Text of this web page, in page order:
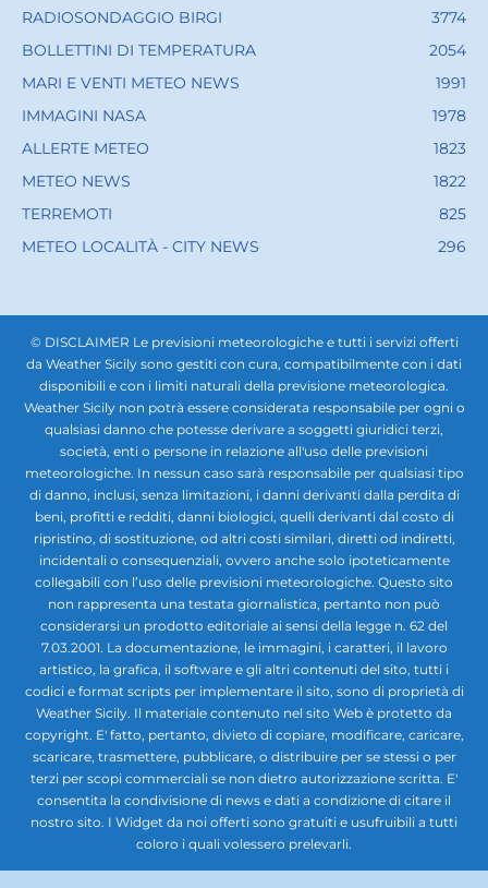
RADIOSONDAGGIO BIRGI
3774
BOLLETTINI DI TEMPERATURA
2054
MARI E VENTI METEO NEWS
1991
IMMAGINI NASA
1978
ALLERTE METEO
1823
METEO NEWS
1822
TERREMOTI
825
METEO LOCALITÀ - CITY NEWS
296
© DISCLAIMER Le previsioni meteorologiche e tutti i servizi offerti
da Weather Sicily sono gestiti con cura, compatibilmente con i dati
disponibili e con i limiti naturali della previsione meteorologica.
Weather Sicily non potrà essere considerata responsabile per ogni o
qualsiasi danno che potesse derivare a soggetti giuridici terzi,
società, enti o persone in relazione all'uso delle previsioni
meteorologiche. In nessun caso sarà responsabile per qualsiasi tipo
di danno, inclusi, senza limitazioni, i danni derivanti dalla perdita di
beni, profitti e redditi, danni biologici, quelli derivanti dal costo di
ripristino, di sostituzione, od altri costi similari, diretti od indiretti,
incidentali o consequenziali, ovvero anche solo ipoteticamente
collegabili con l’uso delle previsioni meteorologiche. Questo sito
non rappresenta una testata giornalistica, pertanto non può
considerarsi un prodotto editoriale ai sensi della legge n. 62 del
7.03.2001. La documentazione, le immagini, i caratteri, il lavoro
artistico, la grafica, il software e gli altri contenuti del sito, tutti i
codici e format scripts per implementare il sito, sono di proprietà di
Weather Sicily. Il materiale contenuto nel sito Web è protetto da
copyright. E' fatto, pertanto, divieto di copiare, modificare, caricare,
scaricare, trasmettere, pubblicare, o distribuire per se stessi o per
terzi per scopi commerciali se non dietro autorizzazione scritta. E'
consentita la condivisione di news e dati a condizione di citare il
nostro sito. I Widget da noi offerti sono gratuiti e usufruibili a tutti
coloro i quali volessero prelevarli.